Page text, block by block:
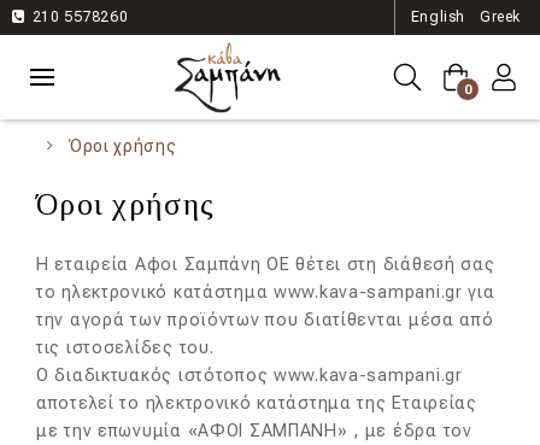
210 5578260 English Greek
0
Όροι χρήσης
Όροι χρήσης
Η εταιρεία Αφοι Σαμπάνη ΟΕ θέτει στη διάθεσή σας
το ηλεκτρονικό κατάστημα www.kava-sampani.gr για
την αγορά των προϊόντων που διατίθενται μέσα από
τις ιστοσελίδες του.
Ο διαδικτυακός ιστότοπος www.kava-sampani.gr
αποτελεί το ηλεκτρονικό κατάστημα της Εταιρείας
με την επωνυμία «ΑΦΟΙ ΣΑΜΠΑΝΗ» , με έδρα τον